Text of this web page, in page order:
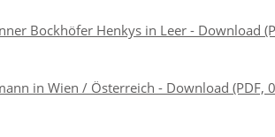
Bockhöfer Henkys in Leer - Download
in Wien / Österreich - Download (PDF,